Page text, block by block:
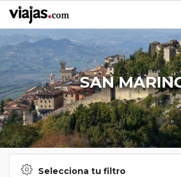
SAN
Selecciona tu filtro